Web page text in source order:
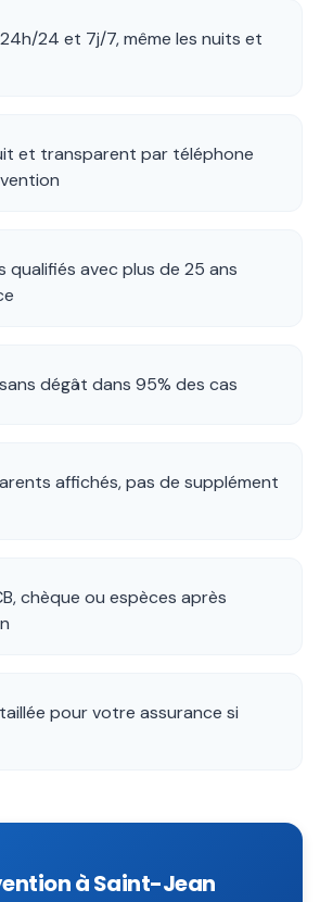
24 et 7j/7, même les nuits et
et transparent par téléphone
qualifiés avec plus de 25 ans
dégât dans 95% des cas
affichés, pas de supplément
chèque ou espèces après
pour votre assurance si
àSaint-Jean